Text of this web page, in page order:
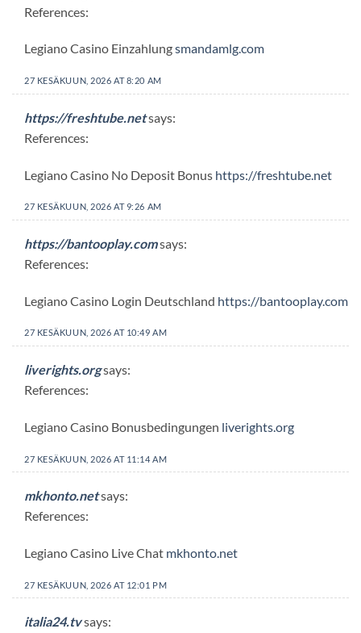
References:
Legiano Casino Einzahlungsmandamlg.com
27 KESÄKUUN, 2026 AT 8:20 AM
https://freshtube.netsays:
References:
Legiano Casino No Deposit Bonus https://freshtube.net
27 KESÄKUUN, 2026 AT 9:26 AM
https://bantooplay.comsays:
References:
Legiano Casino Login Deutschland https://bantooplay.com
27 KESÄKUUN, 2026 AT 10:49 AM
liverights.orgsays:
References:
Legiano Casino Bonusbedingungen liverights.org
27 KESÄKUUN, 2026 AT 11:14 AM
mkhonto.netsays:
References:
Legiano Casino Live Chat mkhonto.net
27 KESÄKUUN, 2026 AT 12:01 PM
italia24.tvsays: